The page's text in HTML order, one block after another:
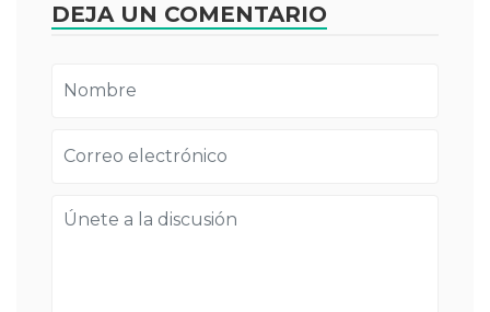
DEJA UN COMENTARIO